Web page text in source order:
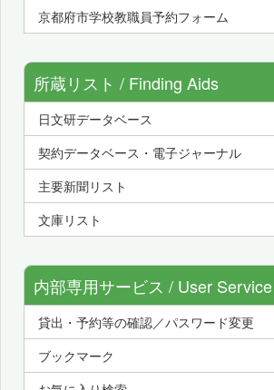
京都府市学校教職員予約フォーム
所蔵リスト / Finding Aids
日文研データベース
契約データベース・電子ジャーナル
主要新聞リスト
文庫リスト
内部専用サービス / User Service
貸出・予約等の確認／パスワード変更
ブックマーク